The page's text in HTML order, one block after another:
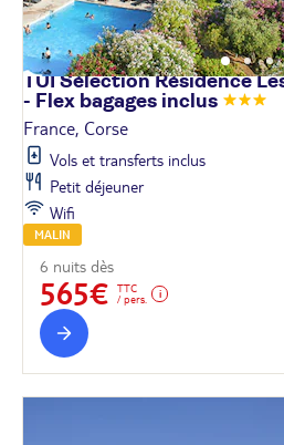
TUI Sélection Résidence
- Flex bagages inclus
France, Corse
Vols et transferts inclus
Petit déjeuner
Wifi
MALIN
6 nuits dès
565€
TTC
/ pers.